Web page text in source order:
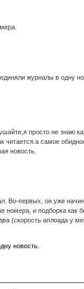
журналы в одну
просто не знаю
читается.а самое
новость.
Во-первых, он уже
номера, и подборка
(скорость аплоада у
новость.